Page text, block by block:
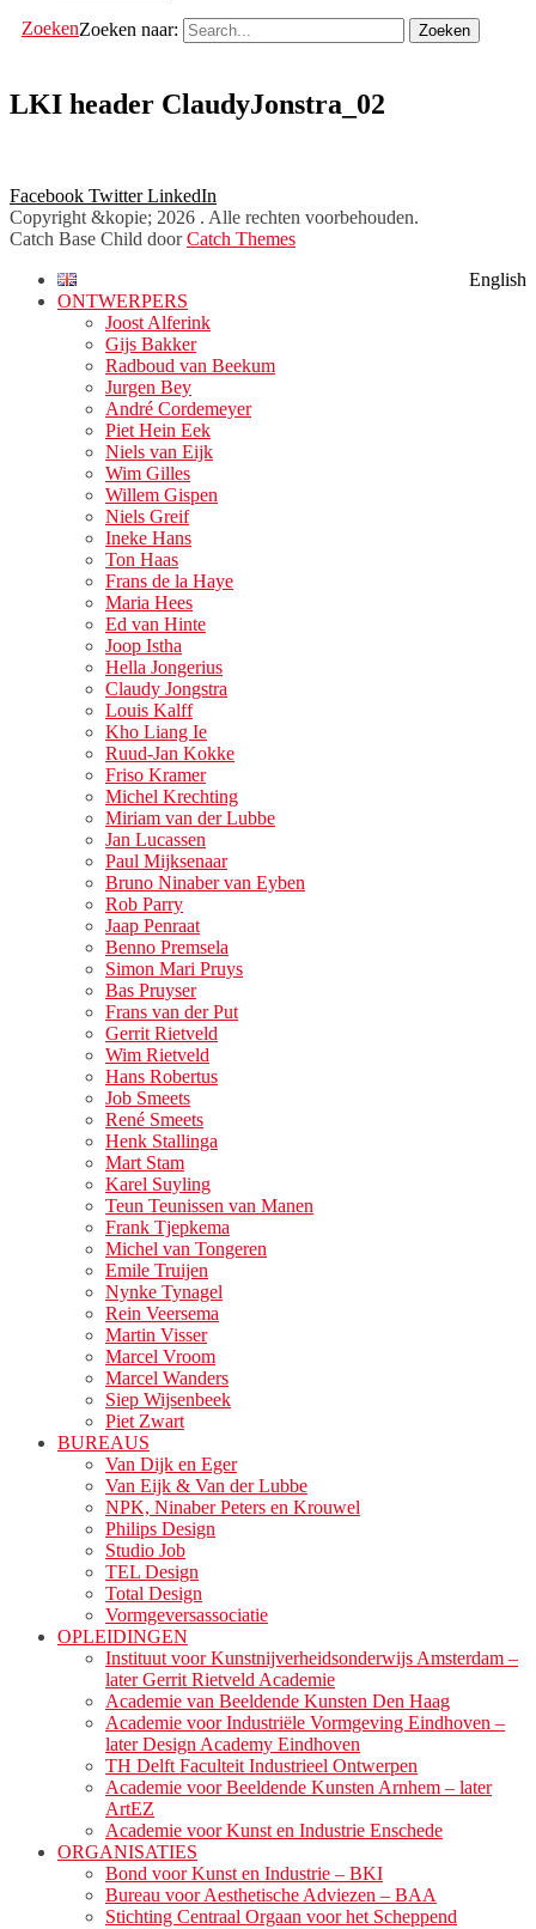
ZoekenZoeken naar:
LKI header ClaudyJonstra_02
Facebook Twitter LinkedIn
Copyright &kopie; 2026 . Alle rechten voorbehouden.
Catch Base Child doorCatch Themes
English
ONTWERPERS
Joost Alferink
Gijs Bakker
Radboud van Beekum
Jurgen Bey
André Cordemeyer
Piet Hein Eek
Niels van Eijk
Wim Gilles
Willem Gispen
Niels Greif
Ineke Hans
Ton Haas
Frans de la Haye
Maria Hees
Ed van Hinte
Joop Istha
Hella Jongerius
Claudy Jongstra
Louis Kalff
Kho Liang Ie
Ruud-Jan Kokke
Friso Kramer
Michel Krechting
Miriam van der Lubbe
Jan Lucassen
Paul Mijksenaar
Bruno Ninaber van Eyben
Rob Parry
Jaap Penraat
Benno Premsela
Simon Mari Pruys
Bas Pruyser
Frans van der Put
Gerrit Rietveld
Wim Rietveld
Hans Robertus
Job Smeets
René Smeets
Henk Stallinga
Mart Stam
Karel Suyling
Teun Teunissen van Manen
Frank Tjepkema
Michel van Tongeren
Emile Truijen
Nynke Tynagel
Rein Veersema
Martin Visser
Marcel Vroom
Marcel Wanders
Siep Wijsenbeek
Piet Zwart
BUREAUS
Van Dijk en Eger
Van Eijk & Van der Lubbe
NPK, Ninaber Peters en Krouwel
Philips Design
Studio Job
TEL Design
Total Design
Vormgeversassociatie
OPLEIDINGEN
Instituut voor Kunstnijverheidsonderwijs Amsterdam –
later Gerrit Rietveld Academie
Academie van Beeldende Kunsten Den Haag
Academie voor Industriële Vormgeving Eindhoven –
later Design Academy Eindhoven
TH Delft Faculteit Industrieel Ontwerpen
Academie voor Beeldende Kunsten Arnhem – later
ArtEZ
Academie voor Kunst en Industrie Enschede
ORGANISATIES
Bond voor Kunst en Industrie – BKI
Bureau voor Aesthetische Adviezen – BAA
Stichting Centraal Orgaan voor het Scheppend